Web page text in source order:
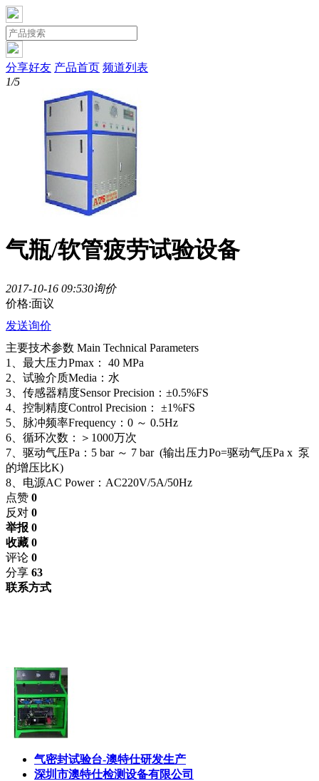
分享好友 产品首页 频道列表
1/5
气瓶/软管疲劳试验设备
2017-10-16 09:530询价
价格:面议
发送询价
主要技术参数 Main Technical Parameters
1、最大压力Pmax： 40 MPa
2、试验介质Media：水
3、传感器精度Sensor Precision：±0.5%FS
4、控制精度Control Precision： ±1%FS
5、脉冲频率Frequency：0 ～ 0.5Hz
6、循环次数：＞1000万次
7、驱动气压Pa：5 bar ～ 7 bar (输出压力Po=驱动气压Pa x 泵
的增压比K)
8、电源AC Power：AC220V/5A/50Hz
点赞 0
反对 0
举报 0
收藏 0
评论 0
分享 63
联系方式
气密封试验台-澳特仕研发生产
深圳市澳特仕检测设备有限公司